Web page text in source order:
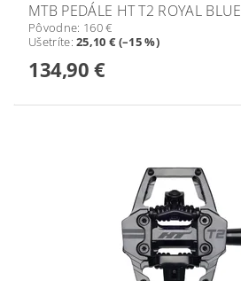
MTB PEDÁLE HT T2 ROYAL BLUE
Pôvodne: 160 €
Ušetríte:25,10 € (–15 %)
134,90 €